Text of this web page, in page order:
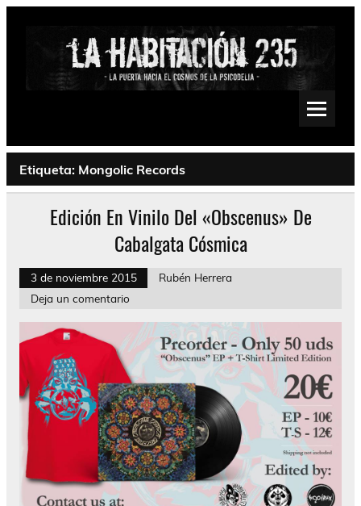
Saltar
Psychedelic, Stoner, Doom, Sludge, Fuzz, Space, Drone
Etiqueta: Mongolic Records
Edición En Vinilo Del «Obscenus» De
Cabalgata Cósmica
3 de noviembre 2015
Rubén Herrera
Deja un comentario